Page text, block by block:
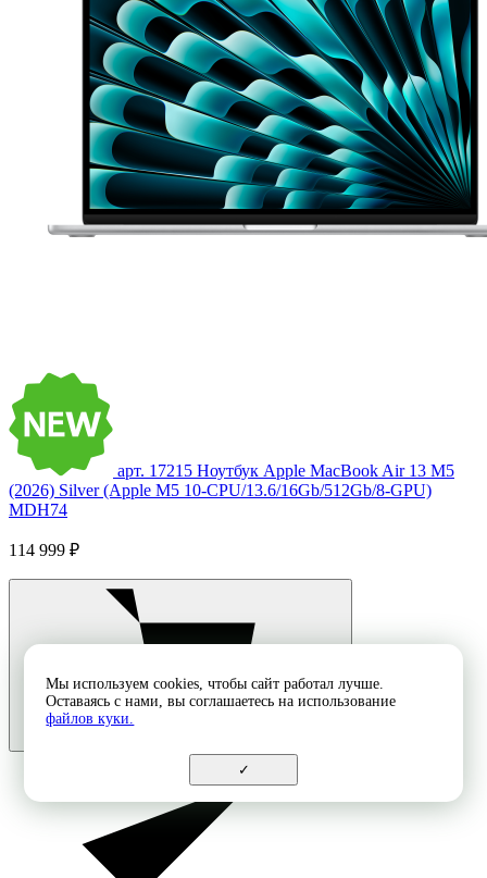
арт. 17215 Ноутбук Apple MacBook Air 13 M5
(2026) Silver (Apple M5 10-CPU/13.6/16Gb/512Gb/8-GPU)
MDH74
114 999 ₽
Мы используем cookies, чтобы сайт работал лучше.
Оставаясь с нами, вы соглашаетесь на использование
файлов куки.
✓